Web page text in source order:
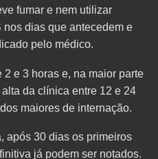
fumar e nem utilizar
dias que antecedem e
pelo médico.
e 3 horas e, na maior parte
da clínica entre 12 e 24
maiores de internação.
após 30 dias os primeiros
já podem ser notados.